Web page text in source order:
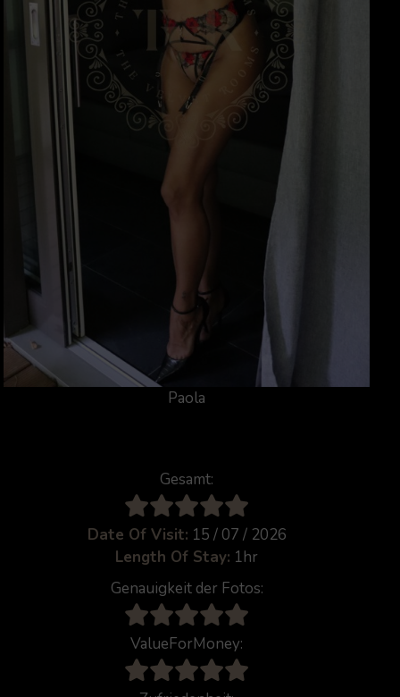
Paola
Gesamt:
Date Of Visit: 15 / 07 / 2026
Length Of Stay: 1hr
Genauigkeit der Fotos:
ValueForMoney: